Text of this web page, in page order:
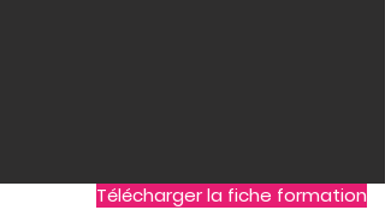
Télécharger la fiche formation